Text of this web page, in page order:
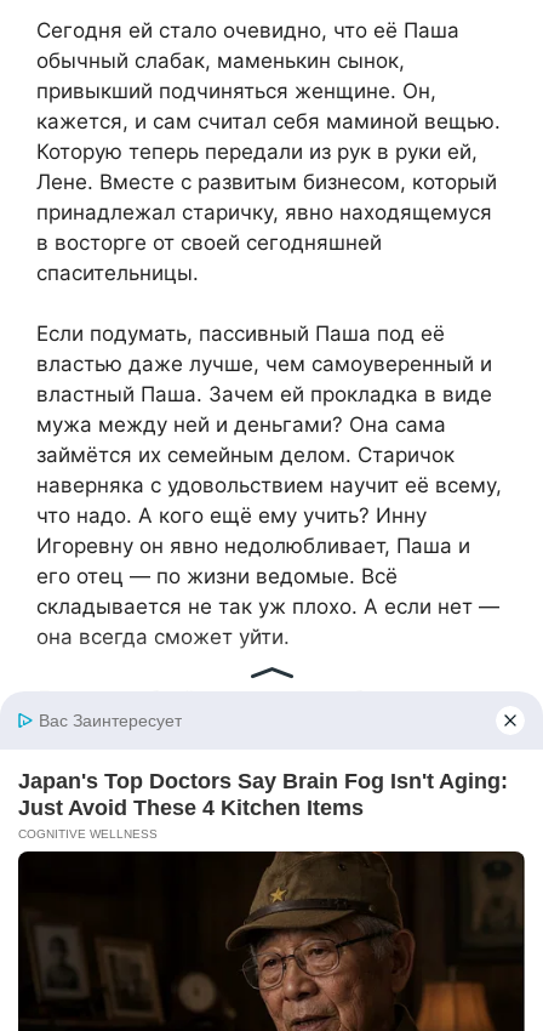
Сегодня ей стало очевидно, что её Паша
обычный слабак, маменькин сынок,
привыкший подчиняться женщине. Он,
кажется, и сам считал себя маминой вещью.
Которую теперь передали из рук в руки ей,
Лене. Вместе с развитым бизнесом, который
принадлежал старичку, явно находящемуся
в восторге от своей сегодняшней
спасительницы.
Если подумать, пассивный Паша под её
властью даже лучше, чем самоуверенный и
властный Паша. Зачем ей прокладка в виде
мужа между ней и деньгами? Она сама
займётся их семейным делом. Старичок
наверняка с удовольствием научит её всему,
что надо. А кого ещё ему учить? Инну
Игоревну он явно недолюбливает, Паша и
его отец — по жизни ведомые. Всё
складывается не так уж плохо. А если нет —
она всегда сможет уйти.
давай сбежим. Родители даже не заметили,
усмехнулся, провожая их взглядом.